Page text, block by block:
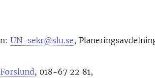
UN-sekr@slu.se,
, 018-67 22 81,